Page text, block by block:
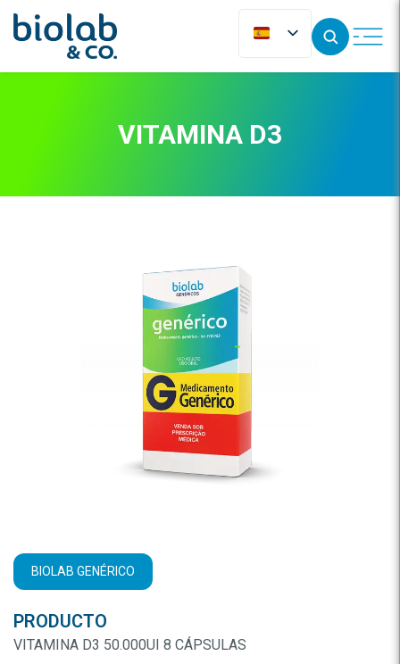
VITAMINA D3
BIOLAB GENÉRICO
PRODUCTO
VITAMINA D3 50.000UI 8 CÁPSULAS